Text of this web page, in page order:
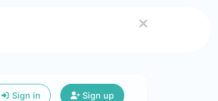
Sign in Sign up